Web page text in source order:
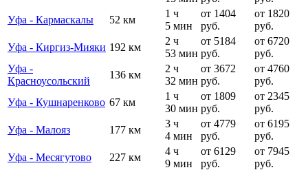
Уфа - Кармаскалы
52 км
1 ч
5 мин
от 1404
руб.
от 1820
руб.
Уфа - Киргиз-Мияки 192 км
2 ч
53 мин
от 5184
руб.
от 6720
руб.
Уфа -
Красноусольский
136 км
2 ч
32 мин
от 3672
руб.
от 4760
руб.
Уфа - Кушнаренково 67 км
1 ч
30 мин
от 1809
руб.
от 2345
руб.
Уфа - Малояз
177 км
3 ч
4 мин
от 4779
руб.
от 6195
руб.
Уфа - Месягутово
227 км
4 ч
9 мин
от 6129
руб.
от 7945
руб.